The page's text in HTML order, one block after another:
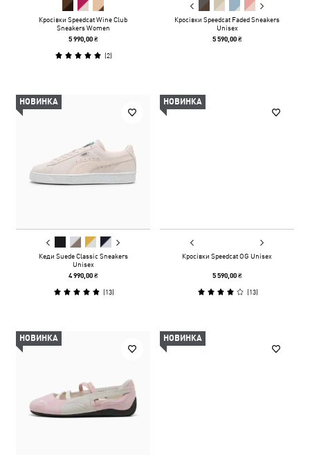
Кросівки Speedcat Wine Club
Sneakers Women
5 990,00 ₴
(2)
Кросівки Speedcat Faded Sneakers
Unisex
5 590,00 ₴
НОВИНКА
Кеди Suede Classic Sneakers
Unisex
4 990,00 ₴
(13)
НОВИНКА
Кросівки Speedcat OG Unisex
5 590,00 ₴
(13)
НОВИНКА НОВИНКА